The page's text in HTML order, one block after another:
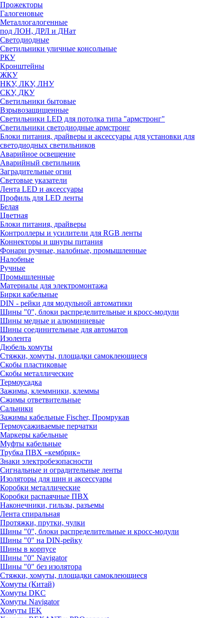
Прожекторы
Галогеновые
Металлогалогенные
под ЛОН, ДРЛ и ДНат
Светодиодные
Светильники уличные консольные
РКУ
Кронштейны
ЖКУ
НКУ, ЛКУ, ЛНУ
СКУ, ДКУ
Светильники бытовые
Взрывозащищенные
Светильники LED для потолка типа "армстронг"
Светильники светодиодные армстронг
Блоки питания, драйверы и аксессуары для установки для
светодиодных светильников
Аварийное освещение
Аварийный светильник
Заградительные огни
Световые указатели
Лента LED и аксессуары
Профиль для LED ленты
Белая
Цветная
Блоки питания, драйверы
Контроллеры и усилители для RGB ленты
Коннекторы и шнуры питания
Фонари ручные, налобные, промышленные
Налобные
Ручные
Промышленные
Материалы для электромонтажа
Бирки кабельные
DIN - рейки для модульной автоматики
Шины "0", блоки распределительные и кросс-модули
Шины медные и алюминиевые
Шины соединительные для автоматов
Изолента
Дюбель хомуты
Стяжки, хомуты, площадки самоклеющиеся
Скобы пластиковые
Скобы металлические
Термоусадка
Зажимы, клеммники, клеммы
Сжимы ответвительные
Сальники
Зажимы кабельные Fischer, Промрукав
Термоусаживаемые перчатки
Маркеры кабельные
Муфты кабельные
Трубка ПВХ «кембрик»
Знаки электробезопасности
Сигнальные и оградительные ленты
Изоляторы для шин и аксессуары
Коробки металлические
Коробки распаячные ПВХ
Наконечники, гильзы, разъемы
Лента спиральная
Протяжки, прутки, чулки
Шины "0", блоки распределительные и кросс-модули
Шины "0" на DIN-рейку
Шины в корпусе
Шины "0" Navigator
Шины "0" без изолятора
Стяжки, хомуты, площадки самоклеющиеся
Хомуты (Китай)
Хомуты DKC
Хомуты Navigator
Хомуты IEK